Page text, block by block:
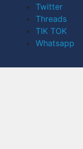
Twitter
Threads
TIK TOK
Whatsapp